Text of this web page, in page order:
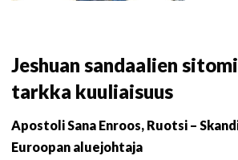
Jeshuan sandaalien
tarkka kuuliaisuus
Apostoli Sana Enroos, Ruotsi –
Euroopan aluejohtaja